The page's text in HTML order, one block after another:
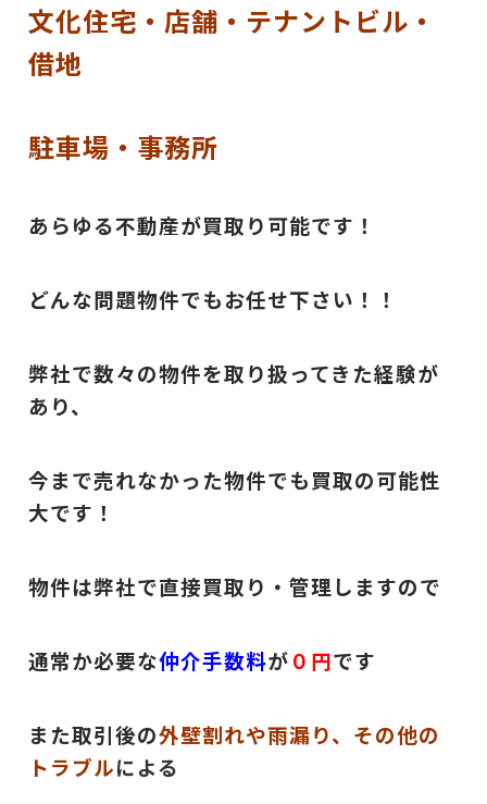
文化住宅・店舗・テナントビル・
借地
駐車場・事務所
あらゆる不動産が買取り可能です！
どんな問題物件でもお任せ下さい！！
弊社で数々の物件を取り扱ってきた経験が
あり、
今まで売れなかった物件でも買取の可能性
大です！
物件は弊社で直接買取り・管理しますので
通常か必要な仲介手数料が０円です
また取引後の外壁割れや雨漏り、その他の
トラブルによる